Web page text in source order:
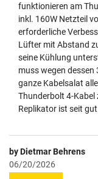
funktionieren am
inkl. 160W Netzteil
erforderliche
Lüfter mit Abstand
seine Kühlung
muss wegen dessen
ganze Kabelsalat
Thunderbolt 4-
Replikator ist seit
by Dietmar Behrens
06/20/2026